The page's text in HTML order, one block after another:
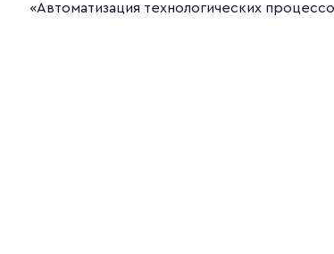
«Автоматизация технологических